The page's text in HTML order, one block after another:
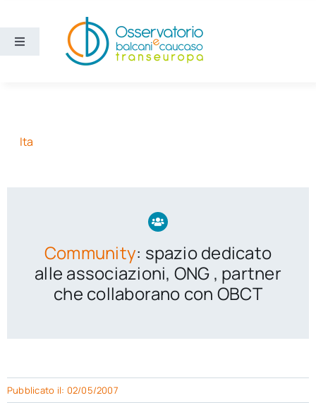
contenuto
Toggle
Chi siamo
Ita
Community: spazio dedicato
alle associazioni, ONG , partner
che collaborano con OBCT
Pubblicato il: 02/05/2007